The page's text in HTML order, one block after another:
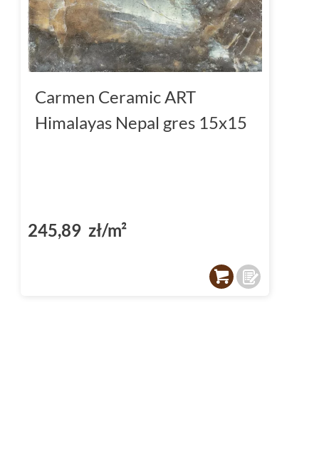
doskonały wybórna taraslub balkon.
wytrzymałości są idealnym rozwiązaniem
niepowtarzalny klimat, wprowadzając do
surowości i naturalności charakterystycznej
Zapraszamy do odwiedzenia naszej strony
Państwo pełną ofertę płytek Carmen
Carmen Ceramic ART
Himalayas Nepal gres 15x15
245,89 zł/m²